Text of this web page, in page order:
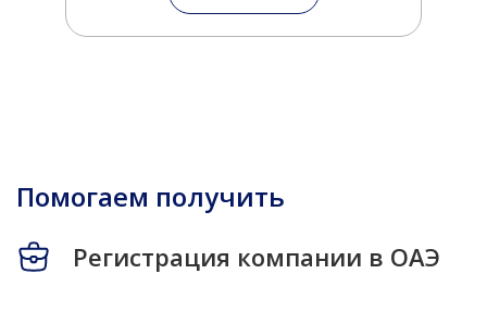
Помогаем получить
Регистрация компании в ОАЭ